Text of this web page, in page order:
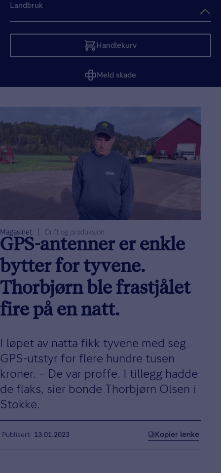
Landbruk
Handlekurv
Tom
Meld skade
Magasinet Drift og produksjon
GPS-antenner er enkle
bytter for tyvene.
Thorbjørn ble frastjålet
fire på en natt.
I løpet av natta fikk tyvene med seg
GPS-utstyr for flere hundre tusen
kroner. – De var proffe. I tillegg hadde
de flaks, sier bonde Thorbjørn Olsen i
Stokke.
Publisert 13.01.2023 Kopier lenke